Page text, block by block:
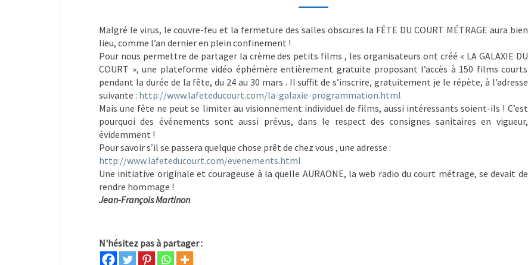
Malgré le virus, le couvre-feu et la fermeture des salles obscures la FÊTE DU COURT MÉTRAGE aura bien
lieu, comme l’an dernier en plein confinement !
Pour nous permettre de partager la crème des petits films , les organisateurs ont créé « LA GALAXIE DU
COURT », une plateforme vidéo éphémère entièrement gratuite proposant l’accès à 150 films courts
pendant la durée de la fête, du 24 au 30 mars . Il suffit de s’inscrire, gratuitement je le répète, à l’adresse
suivante : http://www.lafeteducourt.com/la-galaxie-programmation.html
Mais une fête ne peut se limiter au visionnement individuel de films, aussi intéressants soient-ils ! C’est
pourquoi des événements sont aussi prévus, dans le respect des consignes sanitaires en vigueur,
évidemment !
Pour savoir s’il se passera quelque chose prêt de chez vous , une adresse :
http://www.lafeteducourt.com/evenements.html
Une initiative originale et courageuse à la quelle AURAONE, la web radio du court métrage, se devait de
rendre hommage !
Jean-François Martinon
N'hésitez pas à partager :